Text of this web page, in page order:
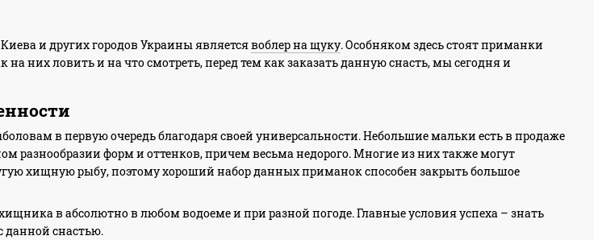
и других городов Украины являетсявоблер на щуку. Особняком здесь стоят приманки
них ловить и на что смотреть, перед тем как заказать данную снасть, мы сегодня и
в первую очередь благодаря своей универсальности. Небольшие мальки есть в продаже
разнообразии форм и оттенков, причем весьма недорого. Многие из них также могут
хищную рыбу, поэтому хороший набор данных приманок способен закрыть большое
в абсолютно в любом водоеме и при разной погоде. Главные условия успеха – знать
данной снастью.